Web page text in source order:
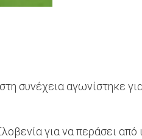
συνέχεια αγωνίστηκε
για να περάσει από